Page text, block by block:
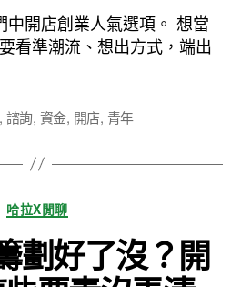
佈
日
期
中開店創業人氣選項。 想當
看準潮流、想出方式，端出
, 諮詢, 資金, 開店, 青年
分
類
哈拉X閒聊
劃好了沒？開